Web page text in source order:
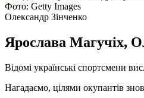
Фото: Getty Images
Олександр Зінченко
Ярослава Магучіх,
Відомі українські спортсмени
Нагадаємо, цілями окупантів